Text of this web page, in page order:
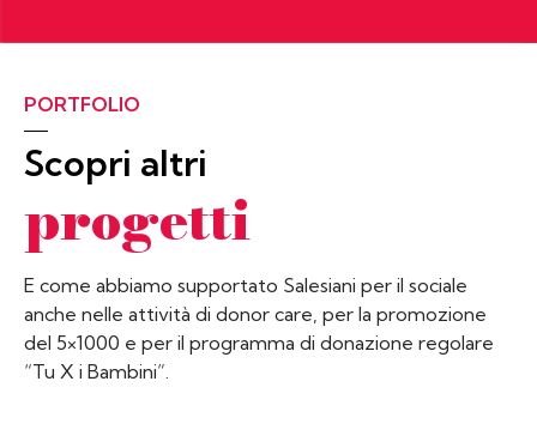
PORTFOLIO
Scopri altri
progetti
E come abbiamo supportato Salesiani per il sociale
anche nelle attività di donor care, per la promozione
del 5×1000 e per il programma di donazione regolare
“Tu X i Bambini”.